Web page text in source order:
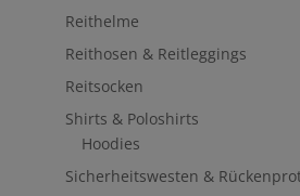
Reithelme
Reithosen & Reitleggings
Reitsocken
Shirts & Poloshirts
Hoodies
Sicherheitswesten &